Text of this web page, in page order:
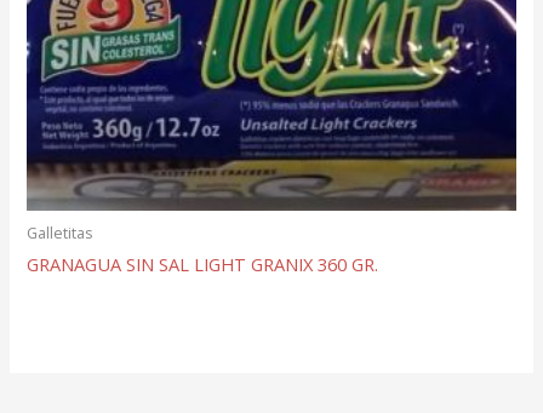
Galletitas
GRANAGUA SIN SAL LIGHT GRANIX 360 GR.